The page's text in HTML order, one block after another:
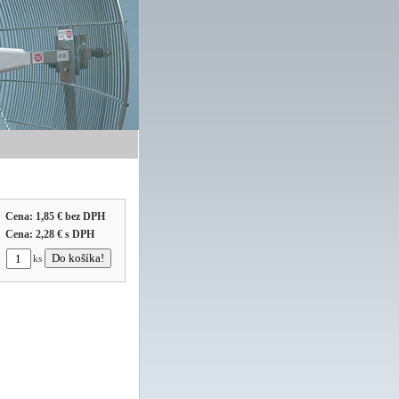
Cena: 1,85 € bez DPH
Cena:2,28 € s DPH
ks